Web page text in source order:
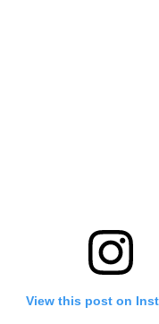
View this post on